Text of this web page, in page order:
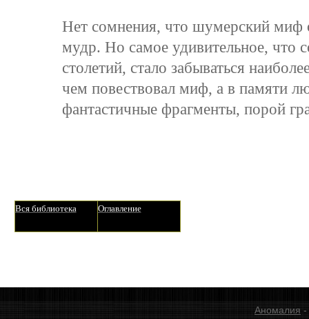
Нет сомнения, что шумерский миф
мудр. Но самое удивительное, что
столетий, стало забываться
чем повествовал миф, а в памяти
фантастичные фрагменты, порой
Вся библиотека Оглавление
Аномалия -